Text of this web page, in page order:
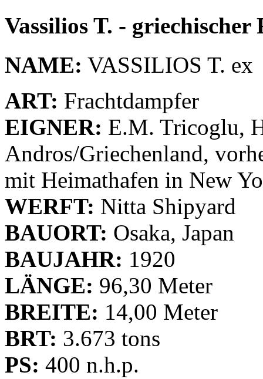
Vassilios T. - griechischer
NAME: VASSILIOS T.
ART: Frachtdampfer
EIGNER: E.M. Tricoglu,
Andros/Griechenland,
mit Heimathafen in New
WERFT: Nitta Shipyard
BAUORT: Osaka, Japan
BAUJAHR: 1920
LÄNGE: 96,30 Meter
BREITE: 14,00 Meter
BRT: 3.673 tons
PS: 400 n.h.p.